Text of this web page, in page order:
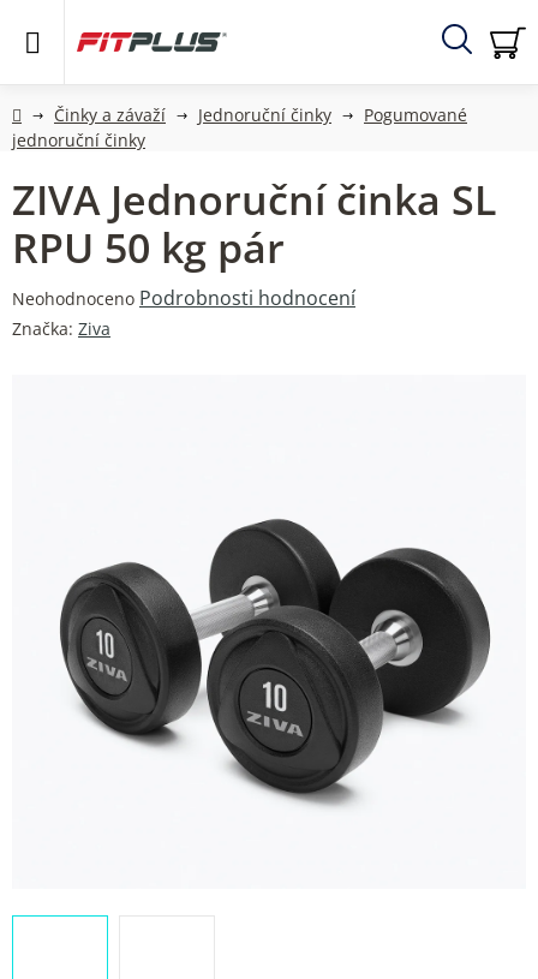
Hledat
DomůČinky a závaží Jednoruční činky
Pogumované
jednoruční činky
ZIVA Jednoruční činka SL
RPU 50 kg pár
Průměrné
hodnocení
Neohodnoceno Podrobnosti hodnocení
Značka: Ziva